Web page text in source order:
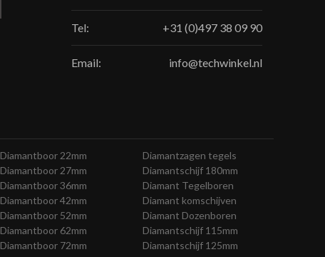
Tel: +31 (0)497 38 09 90
Email: info@techwinkel.nl
Diamantboor 22mm
Diamantboor 27mm
Diamantboor 36mm
Diamantboor 42mm
Diamantboor 52mm
Diamantboor 62mm
Diamantboor 72mm
Diamantzagen tegels
Diamantschijf 180mm
Diamant Tegelboren
Diamant komschijven
Diamant Dozenboren
Diamantschijf 115mm
Diamantschijf 125mm